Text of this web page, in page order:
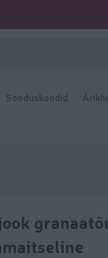
Sooduskoodid